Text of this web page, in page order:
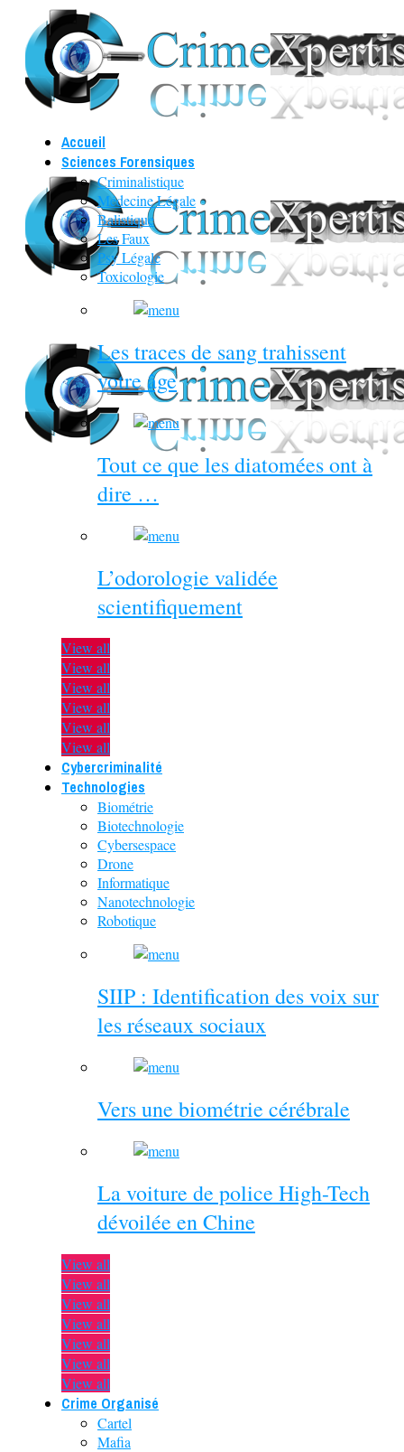
Accueil
Sciences Forensiques
Criminalistique
Médecine Légale
Balistique
Les Faux
Psy Légale
Toxicologie
Les traces de sang trahissent
votre âge
Tout ce que les diatomées ont à
dire …
L’odorologie validée
scientifiquement
View all
View all
View all
View all
View all
View all
Cybercriminalité
Technologies
Biométrie
Biotechnologie
Cybersespace
Drone
Informatique
Nanotechnologie
Robotique
SIIP : Identification des voix sur
les réseaux sociaux
Vers une biométrie cérébrale
La voiture de police High-Tech
dévoilée en Chine
View all
View all
View all
View all
View all
View all
View all
Crime Organisé
Cartel
Mafia